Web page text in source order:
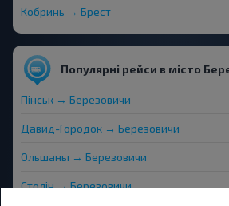
Кобринь → Брест
Популярні рейси в місто
Пінськ → Березовичи
Давид-Городок → Березовичи
Ольшаны → Березовичи
Столін → Березовичи